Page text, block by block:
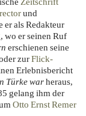
und
er als Redakteur
wo er seinen Ruf
erschienen seine
zurFlick-
Erlebnisbericht
Türke warheraus,
gelang ihm der
Otto Ernst Remer